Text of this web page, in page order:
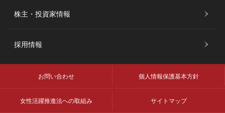
株主・投資家情報
採用情報
お問い合わせ 個人情報保護基本方針
女性活躍推進法への取組み サイトマップ